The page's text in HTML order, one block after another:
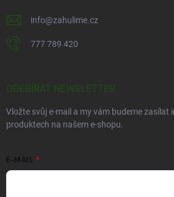
info@zahulime.cz
777 789 420
ODEBÍRAT NEWSLETTER
Vložte svůj e-mail a my vám budeme zasílat
produktech na našem e-shopu.
E-MAIL